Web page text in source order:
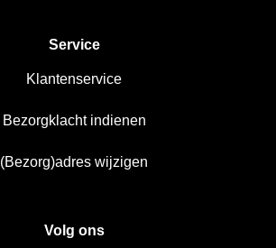
Service
Klantenservice
Bezorgklacht indienen
(Bezorg)adres wijzigen
Volg ons